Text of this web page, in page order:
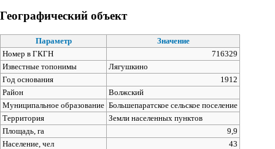
Географический объект
Параметр
Значение
Номер в ГКГН
716329
Известные топонимы
Лягушкино
Год основания
1912
Район
Волжский
Муниципальное образование Большепаратское сельское поселение
Территория
Земли населенных пунктов
Площадь, га
9,9
Население, чел
43